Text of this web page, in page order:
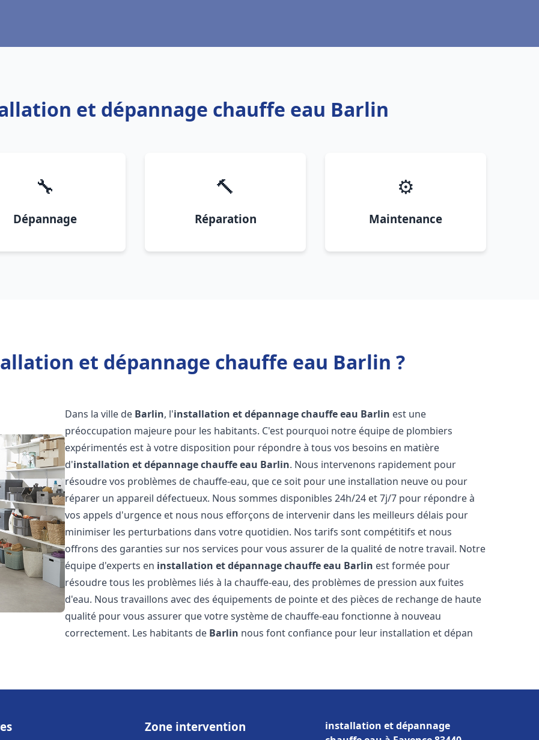
et dépannage chauffe eau Barlin
🔧
Dépannage
🔨
Réparation
⚙️
Maintenance
et dépannage chauffe eau Barlin ?
Dans la ville de Barlin, l'installation et dépannage chauffe eau Barlin est une
préoccupation majeure pour les habitants. C'est pourquoi notre équipe de plombiers
expérimentés est à votre disposition pour répondre à tous vos besoins en matière
d'installation et dépannage chauffe eau Barlin. Nous intervenons rapidement pour
résoudre vos problèmes de chauffe-eau, que ce soit pour une installation neuve ou pour
réparer un appareil défectueux. Nous sommes disponibles 24h/24 et 7j/7 pour répondre à
vos appels d'urgence et nous nous efforçons de intervenir dans les meilleurs délais pour
minimiser les perturbations dans votre quotidien. Nos tarifs sont compétitifs et nous
offrons des garanties sur nos services pour vous assurer de la qualité de notre travail. Notre
équipe d'experts en installation et dépannage chauffe eau Barlin est formée pour
résoudre tous les problèmes liés à la chauffe-eau, des problèmes de pression aux fuites
d'eau. Nous travaillons avec des équipements de pointe et des pièces de rechange de haute
qualité pour vous assurer que votre système de chauffe-eau fonctionne à nouveau
correctement. Les habitants de Barlin nous font confiance pour leur installation et dépan
Zone intervention
installation et dépannage